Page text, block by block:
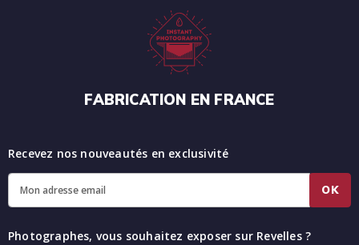
FABRICATION EN FRANCE
Recevez nos nouveautés en exclusivité
OK
Photographes, vous souhaitez exposer sur Revelles ?